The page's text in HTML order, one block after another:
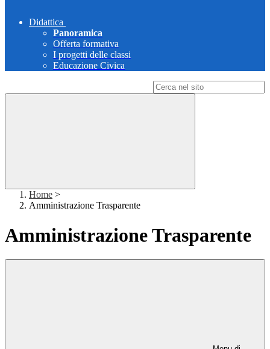
Didattica
Panoramica
Offerta formativa
I progetti delle classi
Educazione Civica
Home >
Amministrazione Trasparente
Amministrazione Trasparente